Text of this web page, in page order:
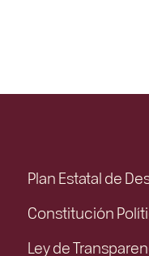
Plan Estatal de
Constitución
Ley de